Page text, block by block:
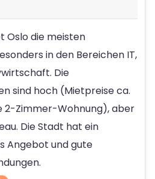
Oslo die meisten
in den Bereichen IT,
Die
sind hoch (Mietpreise ca.
2-Zimmer-Wohnung), aber
Die Stadt hat ein
Angebot und gute